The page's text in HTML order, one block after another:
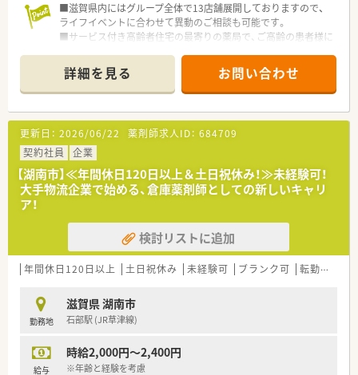
■滋賀県内にはグループ全体で13店舗展開しておりますので、
ライフイベントに合わせて異動のご相談も可能です。
■サービス付き高齢者住宅の最寄りの薬局で、ご高齢の患者様に
■ママさん・パパさん薬剤師さまやWワーク希望の方にもオスス
メ◎ライフスタイルに合わせて、ご希望時間・曜日をお聞かせく
ださい♪
詳細を見る お問い合わせ
更新日： 2026/06/22 薬剤師求人ID： 684709
契約社員
企業
【湖南市】≪年間休日120日以上＆土日祝休み！≫未経験可！
大手物流企業で始める、倉庫薬剤師としての新しいキャリ
ア！
検討リストに追加
年間休日120日以上 土日祝休み 未経験可 ブランク可 転勤なし
勤務地
滋賀県 湖南市
石部駅 (JR草津線)
給与
時給2,000円～2,400円
※年齢と経験を考慮